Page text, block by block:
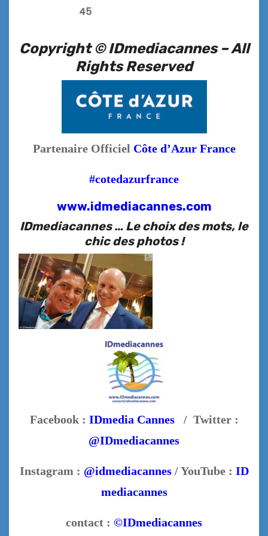
45
Copyright © IDmediacannes –All
Rights Reserved
Partenaire Officiel Côte d’Azur France
#cotedazurfrance
www.idmediacannes.com
IDmediacannes … Le choix des mots, le
chic des photos !
Facebook : IDmedia Cannes/ Twitter :
@IDmediacannes
Instagram : @idmediacannes/ YouTube : ID
mediacannes
contact : ©IDmediacannes